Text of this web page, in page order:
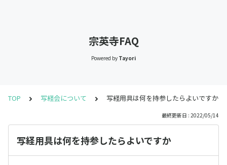
宗英寺FAQ
Powered by Tayori
TOP 写経会について 写経用具は何を持参したらよいですか
最終更新日 : 2022/05/14
写経用具は何を持参したらよいですか